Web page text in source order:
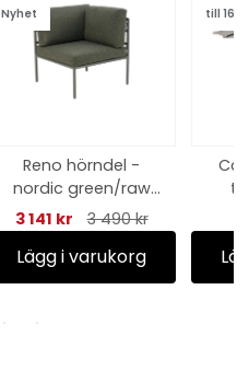
Nyhet
Reno hörndel -
nordic green/raw
avocado dyna
3 141 kr 3 490 kr
Lägg i varukorg
till 16/8